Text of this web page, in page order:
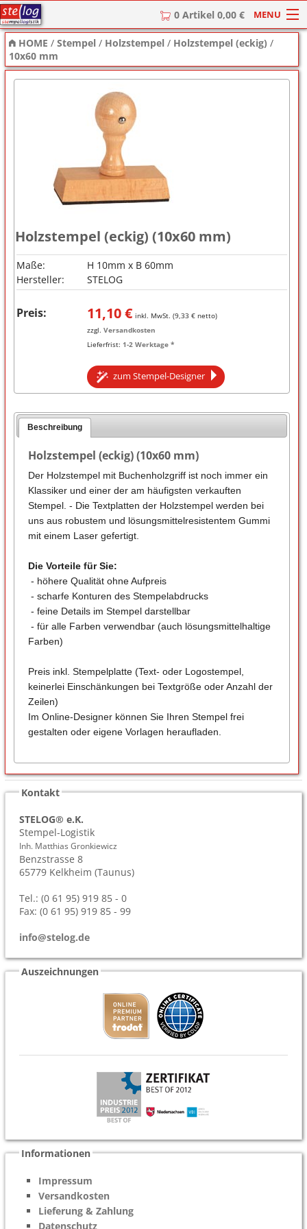
0 Artikel 0,00 € MENU
HOME
Stempel
Stempel-Textplatten
HOME /Stempel / Holzstempel / Holzstempel (eckig) /
10x60 mm
Holzstempel (eckig) (10x60 mm)
Maße:
H 10mm x B 60mm
Hersteller:
STELOG
Preis: 11,10€ inkl. MwSt. (9,33 € netto)
zzgl. Versandkosten
Lieferfrist: 1-2 Werktage *
zum Stempel-Designer
Beschreibung
Holzstempel (eckig) (10x60 mm)
Der Holzstempel mit Buchenholzgriff ist noch immer ein
Klassiker und einer der am häufigsten verkauften
Stempel. - Die Textplatten der Holzstempel werden bei
uns aus robustem und lösungsmittelresistentem Gummi
mit einem Laser gefertigt.
Die Vorteile für Sie:
- höhere Qualität ohne Aufpreis
- scharfe Konturen des Stempelabdrucks
- feine Details im Stempel darstellbar
- für alle Farben verwendbar (auch lösungsmittelhaltige
Farben)
Preis inkl. Stempelplatte (Text- oder Logostempel,
keinerlei Einschänkungen bei Textgröße oder Anzahl der
Zeilen)
Im Online-Designer können Sie Ihren Stempel frei
gestalten oder eigene Vorlagen heraufladen.
Kontakt
STELOG® e.K.
Stempel-Logistik
Inh. Matthias Gronkiewicz
Benzstrasse 8
65779 Kelkheim (Taunus)
Tel.: (0 61 95) 919 85 - 0
Fax: (0 61 95) 919 85 - 99
info@stelog.de
Auszeichnungen
Informationen
Impressum
Versandkosten
Lieferung & Zahlung
Datenschutz